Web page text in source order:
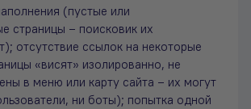
(пустые или
страницы – поисковик их
отсутствие ссылок на некоторые
«висят» изолированно, не
в меню или карту сайта – их могут
ни боты); попытка одной